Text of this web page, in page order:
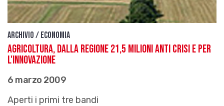
Archivio / Economia
Agricoltura, dalla Regione 21,5 milioni anti crisi e per
l'innovazione
6 marzo 2009
Aperti i primi tre bandi